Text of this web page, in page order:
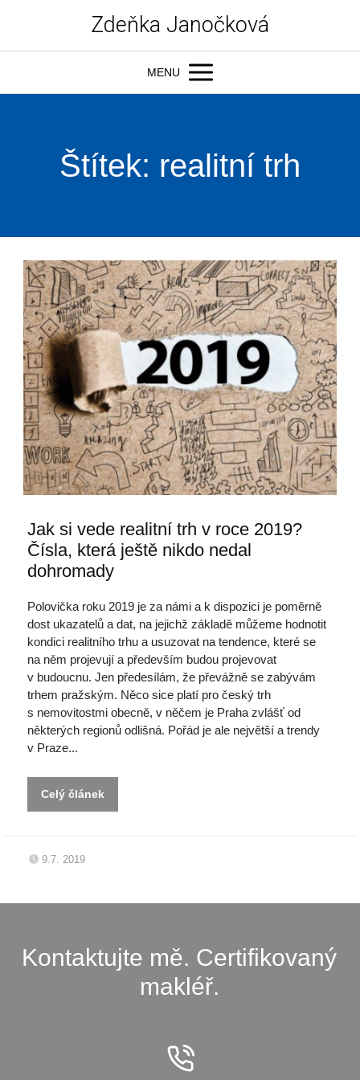
Zdeňka Janočková
MENU
Štítek: realitní trh
Jak si vede realitní trh v roce 2019?
Čísla, která ještě nikdo nedal
dohromady
Polovička roku 2019 je za námi a k dispozici je poměrně
dost ukazatelů a dat, na jejichž základě můžeme hodnotit
kondici realitního trhu a usuzovat na tendence, které se
na něm projevují a především budou projevovat
v budoucnu. Jen předesílám, že převážně se zabývám
trhem pražským. Něco sice platí pro český trh
s nemovitostmi obecně, v něčem je Praha zvlášť od
některých regionů odlišná. Pořád je ale největší a trendy
v Praze...
Celý článek
9.7. 2019
Kontaktujte mě. Certifikovaný
makléř.